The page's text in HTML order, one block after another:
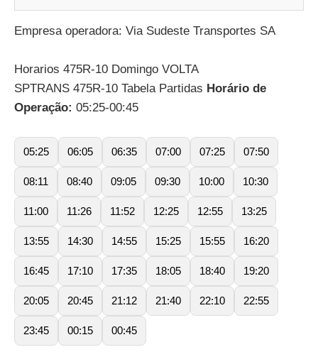
Empresa operadora: Via Sudeste Transportes SA
Horarios 475R-10 Domingo VOLTA
SPTRANS 475R-10 Tabela Partidas Horário de
Operação: 05:25-00:45
05:25 06:05 06:35 07:00 07:25 07:50
08:11 08:40 09:05 09:30 10:00 10:30
11:00 11:26 11:52 12:25 12:55 13:25
13:55 14:30 14:55 15:25 15:55 16:20
16:45 17:10 17:35 18:05 18:40 19:20
20:05 20:45 21:12 21:40 22:10 22:55
23:45 00:15 00:45